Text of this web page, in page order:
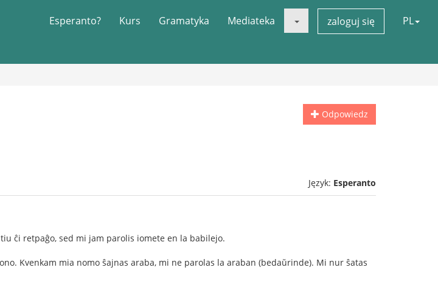
Esperanto? Kurs Gramatyka Mediateka zaloguj się PL
Odpowiedz
Język: Esperanto
ĉi retpaĝo, sed mi jam parolis iomete en la babilejo.
Kvenkam mia nomo ŝajnas araba, mi ne parolas la araban (bedaŭrinde). Mi nur ŝatas